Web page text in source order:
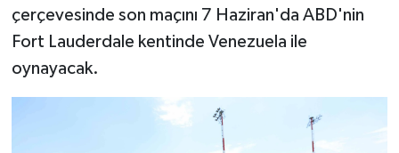
çerçevesinde son maçını 7 Haziran'da ABD'nin
Fort Lauderdale kentinde Venezuela ile
oynayacak.